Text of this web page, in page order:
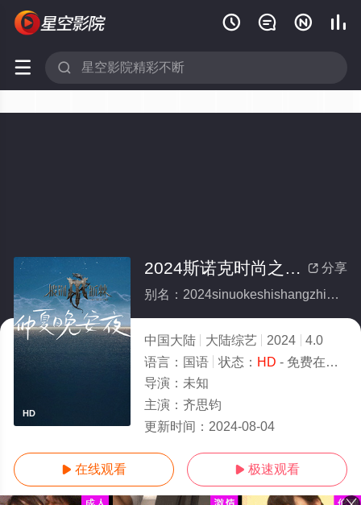
   
 
HD
 分享
2024斯诺克时尚之夜刘宇
别名：2024sinuokeshishangzhiyeliuyu
中国大陆 大陆综艺 2024
4.0
语言： 国语 状态： HD - 免费在线观看
导演： 未知
主演： 齐思钧
更新时间： 2024-08-04
 在线观看  极速观看